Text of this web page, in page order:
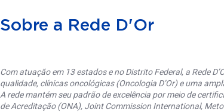
Sobre a Rede D'Or
Com atuação em 13 estados e no Distrito Federal, a Rede
qualidade, clínicas oncológicas (Oncologia D’Or) e uma
A rede mantém seu padrão de excelência por meio de
de Acreditação (ONA), Joint Commission International,